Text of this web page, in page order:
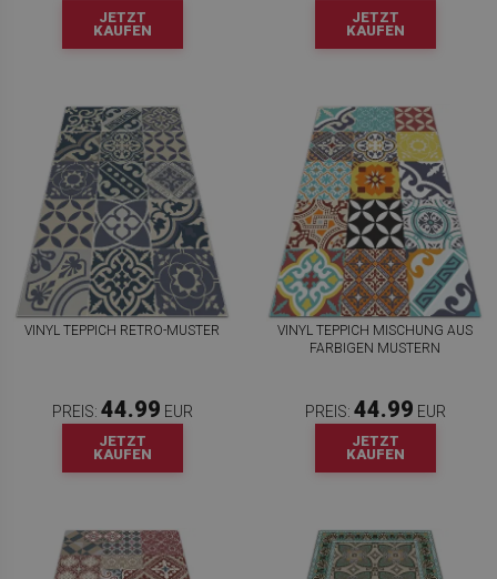
JETZT
KAUFEN
JETZT
KAUFEN
VINYL TEPPICH RETRO-MUSTER
PREIS: 44.99 EUR
JETZT
KAUFEN
VINYL TEPPICH MISCHUNG AUS
FARBIGEN MUSTERN
PREIS: 44.99 EUR
JETZT
KAUFEN